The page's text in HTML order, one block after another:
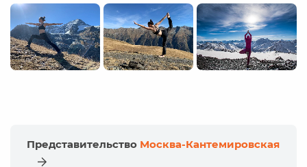
Представительство Москва-Кантемировская